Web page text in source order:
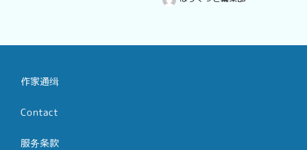
作家通缉
Contact
服务条款